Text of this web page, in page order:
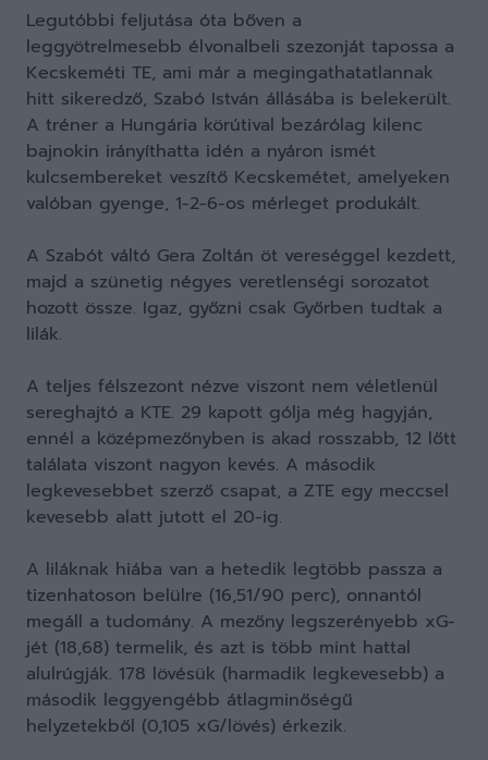
Legutóbbi feljutása óta bőven a
leggyötrelmesebb élvonalbeli szezonját tapossa a
Kecskeméti TE, ami már a megingathatatlannak
hitt sikeredző, Szabó István állásába is belekerült.
A tréner a Hungária körútival bezárólag kilenc
bajnokin irányíthatta idén a nyáron ismét
kulcsembereket veszítő Kecskemétet, amelyeken
valóban gyenge, 1-2-6-os mérleget produkált.
A Szabót váltó Gera Zoltán öt vereséggel kezdett,
majd a szünetig négyes veretlenségi sorozatot
hozott össze. Igaz, győzni csak Győrben tudtak a
lilák.
A teljes félszezont nézve viszont nem véletlenül
sereghajtó a KTE. 29 kapott gólja még hagyján,
ennél a középmezőnyben is akad rosszabb, 12 lőtt
találata viszont nagyon kevés. A második
legkevesebbet szerző csapat, a ZTE egy meccsel
kevesebb alatt jutott el 20-ig.
A liláknak hiába van a hetedik legtöbb passza a
tizenhatoson belülre (16,51/90 perc), onnantól
megáll a tudomány. A mezőny legszerényebb xG-
jét (18,68) termelik, és azt is több mint hattal
alulrúgják. 178 lövésük (harmadik legkevesebb) a
második leggyengébb átlagminőségű
helyzetekből (0,105 xG/lövés) érkezik.